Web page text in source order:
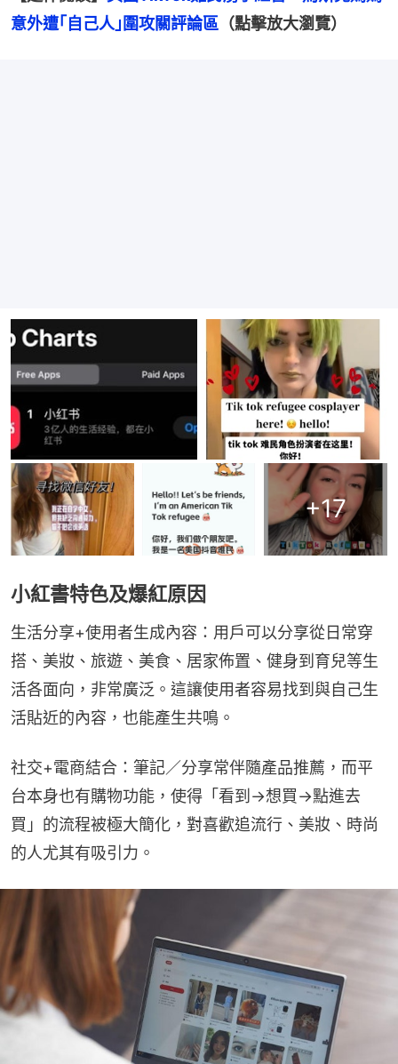
意外遭｢自己人｣圍攻關評論區 （點擊放大瀏覽）
+17
小紅書特色及爆紅原因
生活分享+使用者生成內容：用戶可以分享從日常穿
搭、美妝、旅遊、美食、居家佈置、健身到育兒等生
活各面向，非常廣泛。這讓使用者容易找到與自己生
活貼近的內容，也能產生共鳴。
社交+電商結合：筆記／分享常伴隨產品推薦，而平
台本身也有購物功能，使得「看到→想買→點進去
買」的流程被極大簡化，對喜歡追流行、美妝、時尚
的人尤其有吸引力。